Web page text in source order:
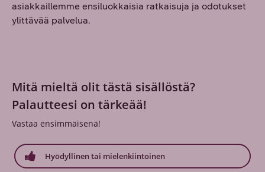
asiakkaillemme ensiluokkaisia ratkaisuja ja odotukset
ylittävää palvelua.
Mitä mieltä olit tästä sisällöstä?
Palautteesi on tärkeää!
Vastaa ensimmäisenä!
Hyödyllinen tai mielenkiintoinen